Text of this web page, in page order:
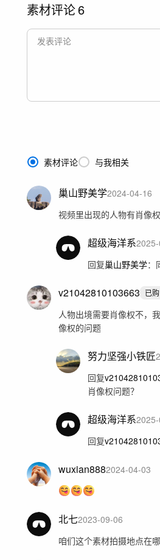
素材评论6
素材评论 与我相关
巢山野美学2024-04-16
视频里出现的人物有肖像
超级海洋系
回复巢山野美学：
v21042810103663 已购
人物出境需要肖像权不，
像权的问题
努力坚强小铁匠
回复
肖像权问题？
超级海洋系
回复
wuxian8882024-04-03
北七2023-09-06
咱们这个素材拍摄地点在